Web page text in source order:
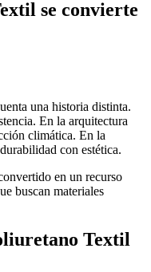
se convierte
una historia distinta.
En la arquitectura
climática. En la
con estética.
en un recurso
buscan materiales
Textil